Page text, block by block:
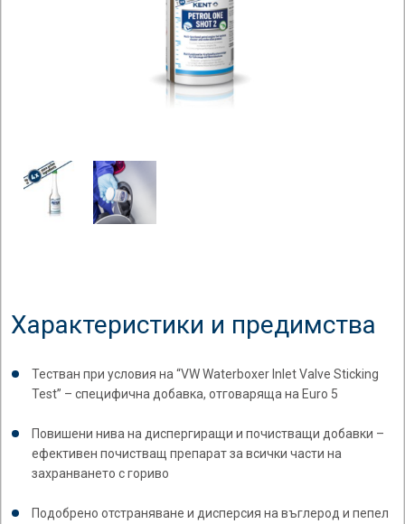
Характеристики и предимства
Тестван при условия на “VW Waterboxer Inlet Valve Sticking
Test” – специфична добавка, отговаряща на Euro 5
Повишени нива на диспергиращи и почистващи добавки –
ефективен почистващ препарат за всички части на
захранването с гориво
Подобрено отстраняване и дисперсия на въглерод и пепел